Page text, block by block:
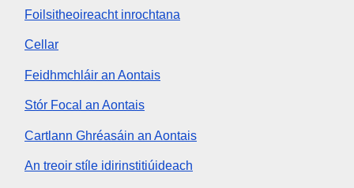
Foilsitheoireacht inrochtana
Cellar
Feidhmchláir an Aontais
Stór Focal an Aontais
Cartlann Ghréasáin an Aontais
An treoir stíle idirinstitiúideach